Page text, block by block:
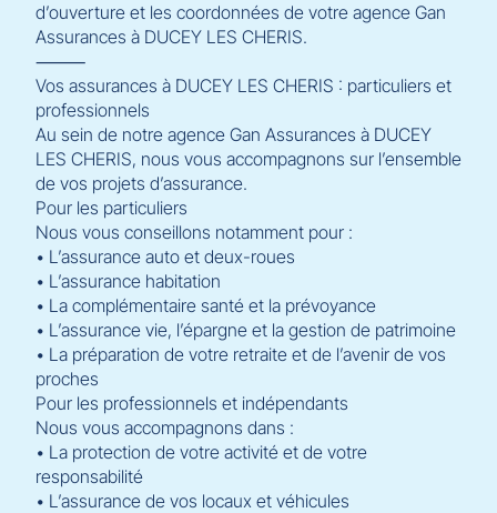
d’ouverture et les coordonnées de votre agence Gan
Assurances à DUCEY LES CHERIS.
⸻
Vos assurances à DUCEY LES CHERIS : particuliers et
professionnels
Au sein de notre agence Gan Assurances à DUCEY
LES CHERIS, nous vous accompagnons sur l’ensemble
de vos projets d’assurance.
Pour les particuliers
Nous vous conseillons notamment pour :
• L’assurance auto et deux-roues
• L’assurance habitation
• La complémentaire santé et la prévoyance
• L’assurance vie, l’épargne et la gestion de patrimoine
• La préparation de votre retraite et de l’avenir de vos
proches
Pour les professionnels et indépendants
Nous vous accompagnons dans :
• La protection de votre activité et de votre
responsabilité
• L’assurance de vos locaux et véhicules